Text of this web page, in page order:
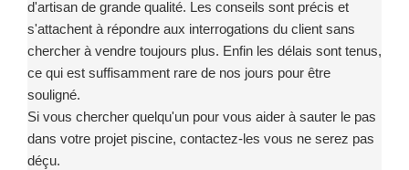
d'artisan de grande qualité. Les conseils sont précis et
s'attachent à répondre aux interrogations du client sans
chercher à vendre toujours plus. Enfin les délais sont tenus,
ce qui est suffisamment rare de nos jours pour être
souligné.
Si vous chercher quelqu'un pour vous aider à sauter le pas
dans votre projet piscine, contactez-les vous ne serez pas
déçu.